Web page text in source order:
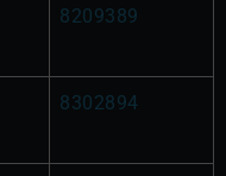
8209389
8302894